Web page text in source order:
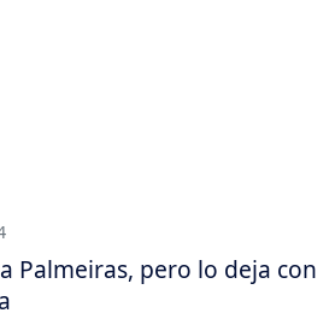
Palmeiras, pero lo deja con